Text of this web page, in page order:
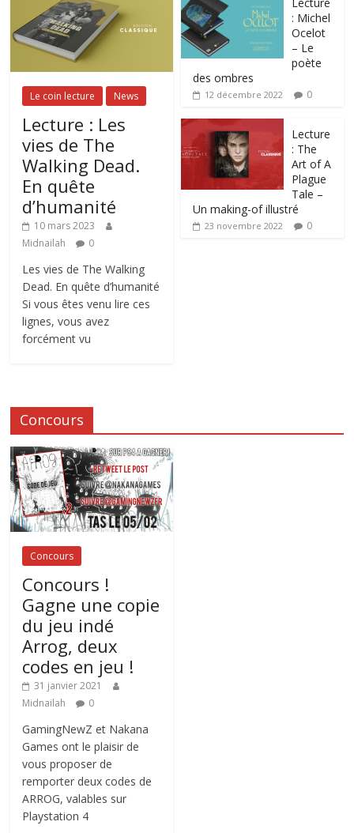
Le coin lecture News
Lecture : Les
vies de The
Walking Dead.
En quête
d’humanité
10 mars 2023
Midnailah
0
Les vies de The Walking
Dead. En quête d’humanité
Si vous êtes venu lire ces
lignes, vous avez
forcément vu
: Michel
Ocelot
– Le
poète
des ombres
12 décembre 2022 0
Lecture
: The
Art of A
Plague
Tale –
Un making-of illustré
23 novembre 2022 0
Concours
Concours
Concours !
Gagne une copie
du jeu indé
Arrog, deux
codes en jeu !
31 janvier 2021
Midnailah
0
GamingNewZ et Nakana
Games ont le plaisir de
vous proposer de
remporter deux codes de
ARROG, valables sur
Playstation 4